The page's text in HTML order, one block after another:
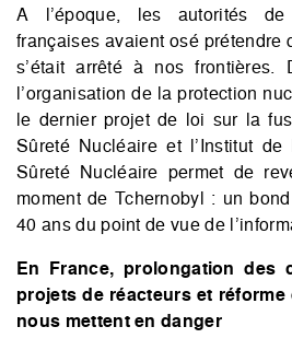
A l’époque, les autorités de
françaises avaient osé prétendre
s’était arrêté à nos frontières.
l’organisation de la protection
le dernier projet de loi sur la
Sûreté Nucléaire et l’Institut
Sûreté Nucléaire permet de
moment de Tchernobyl : un
40 ans du point de vue de
En France, prolongation des
projets de réacteurs et réforme
nous mettent en danger